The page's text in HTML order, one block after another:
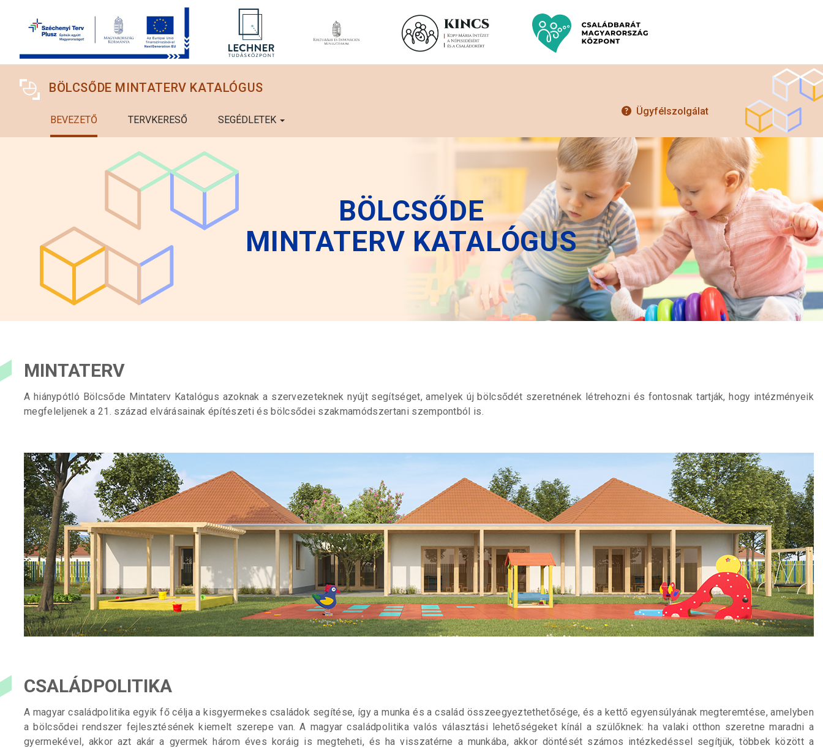
BÖLCSŐDE MINTATERV KATALÓGUS
BEVEZETŐ TERVKERESŐ SEGÉDLETEK
Ügyfélszolgálat
BÖLCSŐDE
MINTATERV KATALÓGUS
MINTATERV
A hiánypótló Bölcsőde Mintaterv Katalógus azoknak a szervezeteknek nyújt segítséget, amelyek új bölcsődét szeretnének létrehozni és fontosnak tartják, hogy intézményeik
megfeleljenek a 21. század elvárásainak építészeti és bölcsődei szakmamódszertani szempontból is.
CSALÁDPOLITIKA
A magyar családpolitika egyik fő célja a kisgyermekes családok segítése, így a munka és a család összeegyeztethetősége, és a kettő egyensúlyának megteremtése, amelyben
a bölcsődei rendszer fejlesztésének kiemelt szerepe van. A magyar családpolitika valós választási lehetőségeket kínál a szülőknek: ha valaki otthon szeretne maradni a
gyermekével, akkor azt akár a gyermek három éves koráig is megteheti, és ha visszatérne a munkába, akkor döntését számos intézkedéssel segítjük, többek között a